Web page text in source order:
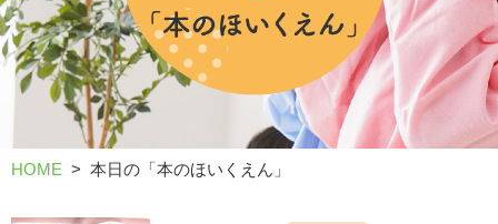
HOME 本日の「本のほいくえん」